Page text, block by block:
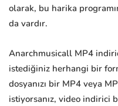
olarak, bu harika
da vardır.
Anarchmusicall MP4
istediğiniz herhangi bir
dosyanızı bir MP4 veya
istiyorsanız, video indirici